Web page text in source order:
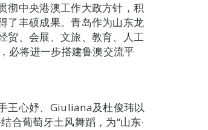
彻中央港澳工作大政方针，积
了丰硕成果。青岛作为山东龙
贸、会展、文旅、教育、人工
必将进一步搭建鲁澳交流平
王心妤、Giuliana及杜俊玮以
合葡萄牙土风舞蹈，为“山东‧